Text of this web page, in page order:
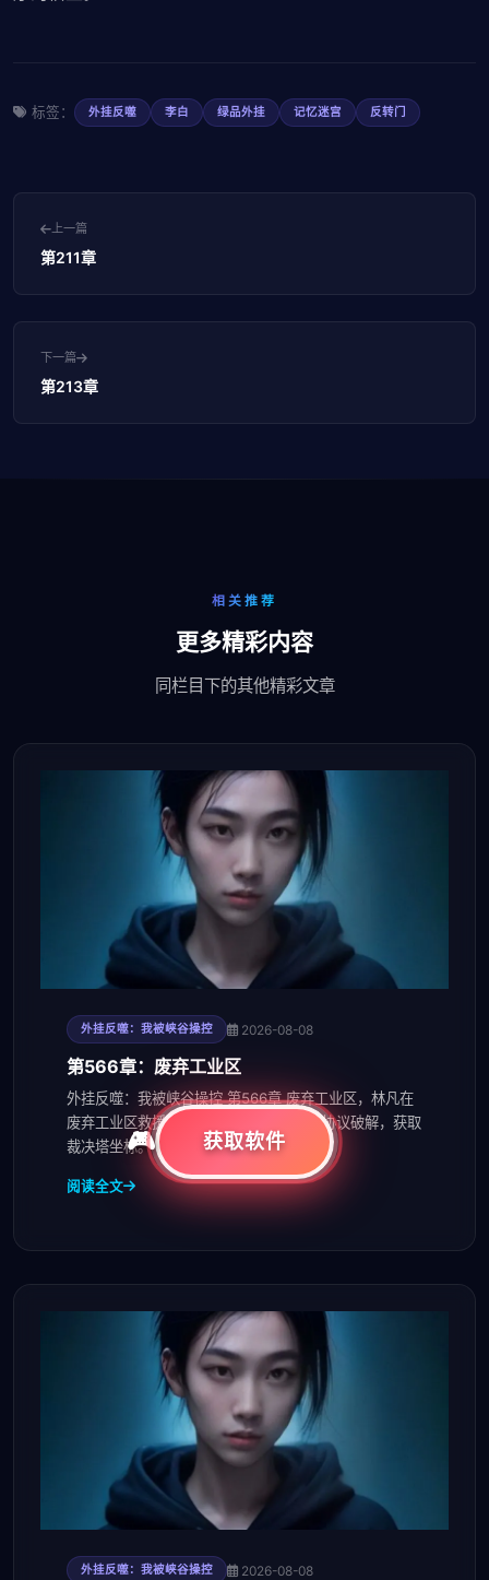
标签： 外挂反噬 李白 绿品外挂 记忆迷宫 反转门
上一篇
第211章
下一篇
第213章
相关推荐
更多精彩内容
同栏目下的其他精彩文章
外挂反噬：我被峡谷操控 2026-08-08
第566章：废弃工业区
外挂反噬：我被峡谷操控 第566章 废弃工业区，林凡在
废弃工业区救援濒死宿主，触发紫品外挂协议破解，获取
裁决塔坐标。
阅读全文
外挂反噬：我被峡谷操控 2026-08-08
获取软件